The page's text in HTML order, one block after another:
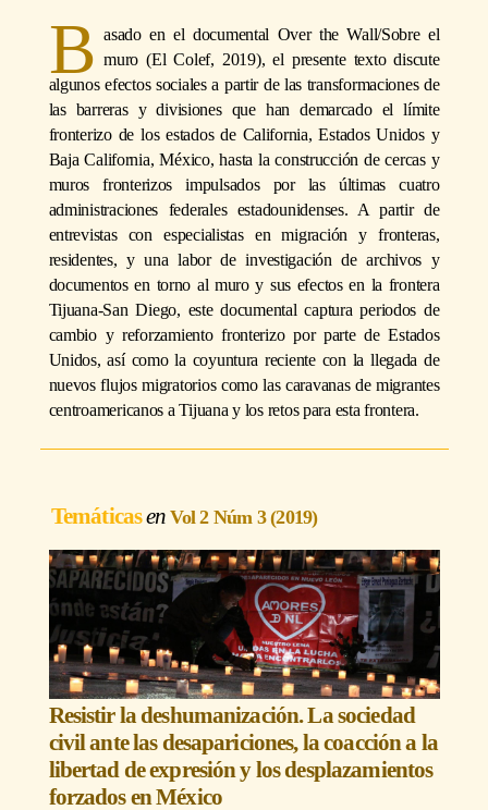
B asado en el documental Over the Wall/Sobre el
muro (El Colef, 2019), el presente texto discute
algunos efectos sociales a partir de las transformaciones de
las barreras y divisiones que han demarcado el límite
fronterizo de los estados de California, Estados Unidos y
Baja California, México, hasta la construcción de cercas y
muros fronterizos impulsados por las últimas cuatro
administraciones federales estadounidenses. A partir de
entrevistas con especialistas en migración y fronteras,
residentes, y una labor de investigación de archivos y
documentos en torno al muro y sus efectos en la frontera
Tijuana-San Diego, este documental captura periodos de
cambio y reforzamiento fronterizo por parte de Estados
Unidos, así como la coyuntura reciente con la llegada de
nuevos flujos migratorios como las caravanas de migrantes
centroamericanos a Tijuana y los retos para esta frontera.
Temáticas Vol 2 Núm 3 (2019)
Resistir la deshumanización. La sociedad
civil ante las desapariciones, la coacción a la
libertad de expresión y los desplazamientos
forzados en México